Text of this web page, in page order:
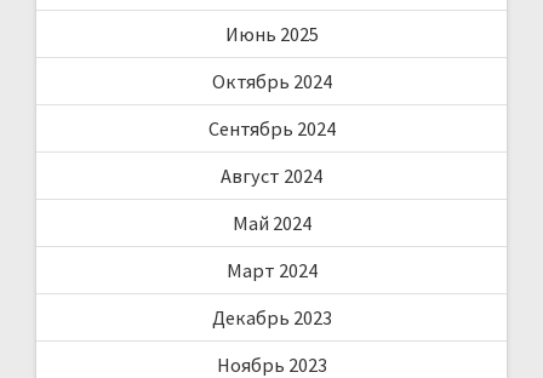
Июнь 2025
Октябрь 2024
Сентябрь 2024
Август 2024
Май 2024
Март 2024
Декабрь 2023
Ноябрь 2023